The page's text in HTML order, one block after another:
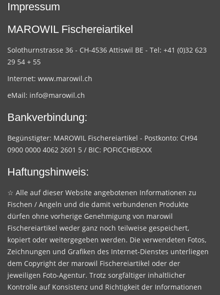
Impressum
MAROWIL Fischereiartikel
Solothurnstrasse 36 - CH-4536 Attiswil BE - Tel: +41 (0)32 623
29 54 + 55
Internet: www.marowil.ch
eMail: info@marowil.ch
Bankverbindung:
Begünstigter: MAROWIL Fischereiartikel - Postkonto: CH94
0900 0000 4062 2601 5 / BIC: POFICCHBEXXX
Haftungshinweis:
☆ Alle auf dieser Website angebotenen Informationen zu
Fischen / Angeln und die damit verbundenen Produkte
dürfen ohne vorherige Genehmigung von marowil
Fischereiartikel weder ganz noch teilweise gespeichert,
kopiert oder weitergegeben werden. Die verwendeten Fotos,
Zeichnungen und Grafiken des Internet-Dienstes unterliegen
dem Copyright der marowil Fischereiartikel oder der
jeweiligen Foto-Agentur. Trotz sorgfältiger inhaltlicher
Kontrolle auf Konsistenz und Richtigkeit der Informationen